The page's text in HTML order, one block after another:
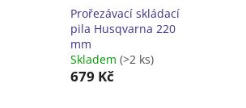
Prořezávací skládací
pila Husqvarna 220
mm
Skladem (>2 ks)
679 Kč